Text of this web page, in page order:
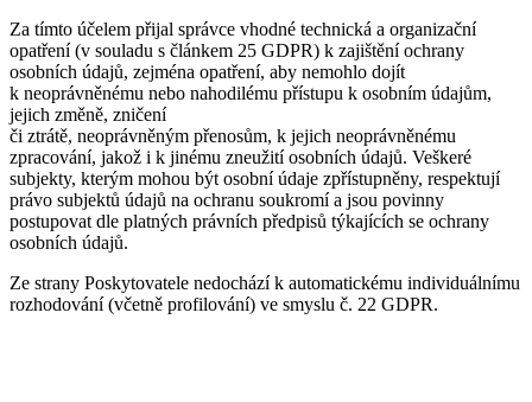
Za tímto účelem přijal správce vhodné technická a organizační
opatření (v souladu s článkem 25 GDPR) k zajištění ochrany
osobních údajů, zejména opatření, aby nemohlo dojít
k neoprávněnému nebo nahodilému přístupu k osobním údajům,
jejich změně, zničení
či ztrátě, neoprávněným přenosům, k jejich neoprávněnému
zpracování, jakož i k jinému zneužití osobních údajů. Veškeré
subjekty, kterým mohou být osobní údaje zpřístupněny, respektují
právo subjektů údajů na ochranu soukromí a jsou povinny
postupovat dle platných právních předpisů týkajících se ochrany
osobních údajů.
Ze strany Poskytovatele nedochází k automatickému individuálnímu
rozhodování (včetně profilování) ve smyslu č. 22 GDPR.